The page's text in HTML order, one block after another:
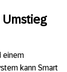
einem
kann Smart